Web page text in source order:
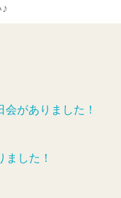
がありました！
した！